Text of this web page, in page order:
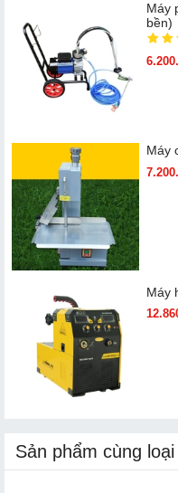
Máy
bền)
Máy
Máy
Sản phẩm cùng loại